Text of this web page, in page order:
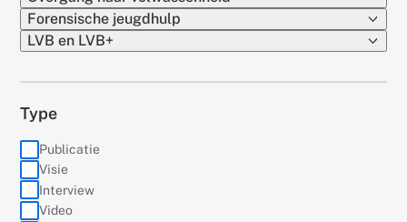
Forensische jeugdhulp
LVB en LVB+
Type
Publicatie
Visie
Interview
Video